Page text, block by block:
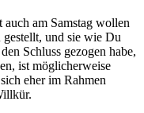
am Samstag wollen
und sie wie Du
Schluss gezogen habe,
ist möglicherweise
eher im Rahmen